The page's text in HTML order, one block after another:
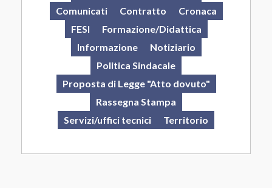
Comunicati
Contratto
Cronaca
FESI
Formazione/Didattica
Informazione
Notiziario
Politica Sindacale
Proposta di Legge "Atto dovuto"
Rassegna Stampa
Servizi/uffici tecnici
Territorio